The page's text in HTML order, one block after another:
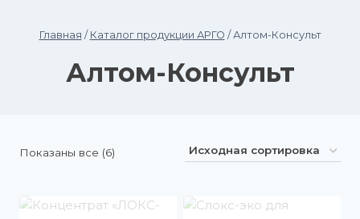
Главная / Каталог продукции АРГО / Алтом-Консульт
Алтом-Консульт
Показаны все (6)